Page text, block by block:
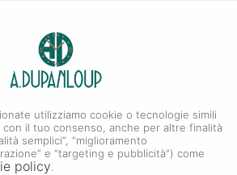
utilizziamo cookie o tecnologie simili
il tuo consenso, anche per altre finalità
semplici”, “miglioramento
e “targeting e pubblicità”) come
policy